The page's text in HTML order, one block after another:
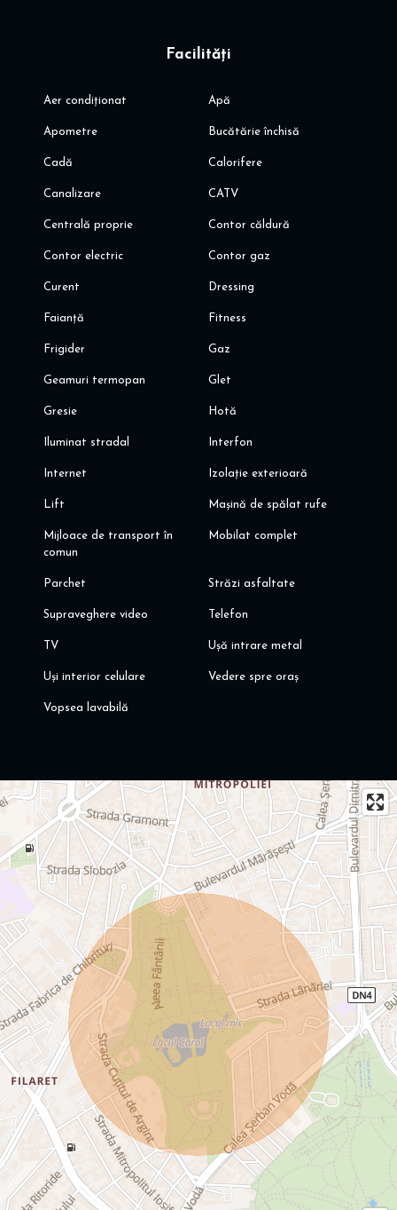
Facilități
Aer condiționat Apă
Apometre Bucătărie închisă
Cadă Calorifere
Canalizare CATV
Centrală proprie Contor căldură
Contor electric Contor gaz
Curent Dressing
Faianță Fitness
Frigider Gaz
Geamuri termopan Glet
Gresie Hotă
Iluminat stradal Interfon
Internet Izolație exterioară
Lift Mașină de spălat rufe
Mijloace de transport în
comun
Mobilat complet
Parchet Străzi asfaltate
Supraveghere video Telefon
TV Ușă intrare metal
Uși interior celulare Vedere spre oraș
Vopsea lavabilă